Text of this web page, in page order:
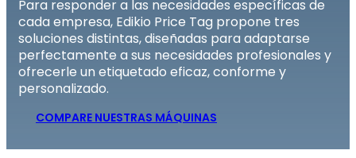
Para responder a las necesidades específicas de
cada empresa, Edikio Price Tag propone tres
soluciones distintas, diseñadas para adaptarse
perfectamente a sus necesidades profesionales y
ofrecerle un etiquetado eficaz, conforme y
personalizado.
COMPARE NUESTRAS MÁQUINAS